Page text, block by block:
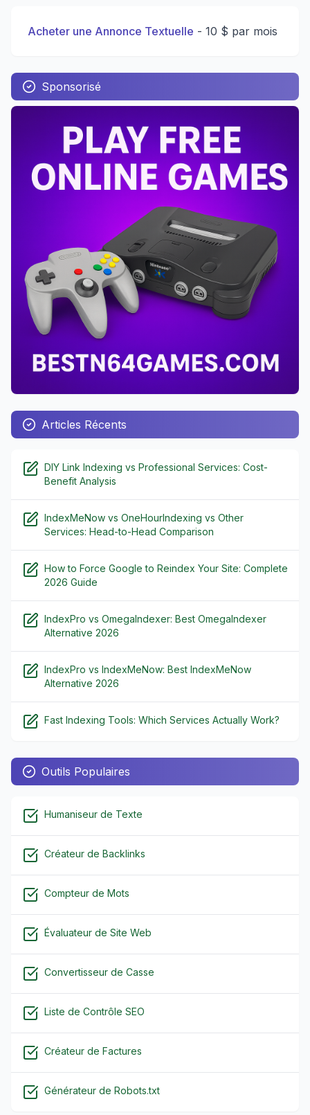
Acheter une Annonce Textuelle - 10 $ par mois
Sponsorisé
Articles Récents
DIY Link Indexing vs Professional Services: Cost-
Benefit Analysis
IndexMeNow vs OneHourIndexing vs Other
Services: Head-to-Head Comparison
How to Force Google to Reindex Your Site: Complete
2026 Guide
IndexPro vs OmegaIndexer: Best OmegaIndexer
Alternative 2026
IndexPro vs IndexMeNow: Best IndexMeNow
Alternative 2026
Fast Indexing Tools: Which Services Actually Work?
Outils Populaires
Humaniseur de Texte
Créateur de Backlinks
Compteur de Mots
Évaluateur de Site Web
Convertisseur de Casse
Liste de Contrôle SEO
Créateur de Factures
Générateur de Robots.txt